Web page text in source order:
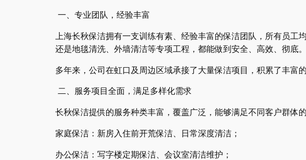
一、专业团队，经验丰富
上海长秋保洁拥有一支训练有素、经验丰富的保洁团队，所有员
还是地毯清洗、外墙清洁等专项工程，都能做到安全、高效、彻底。
多年来，公司在虹口及周边区域承接了大量保洁项目，积累了丰富
二、服务项目全面，满足多样化需求
长秋保洁提供的服务种类丰富，覆盖广泛，能够满足不同客户群体
家庭保洁：新房入住前开荒保洁、日常深度清洁；
办公保洁：写字楼定期保洁、会议室清洁维护；